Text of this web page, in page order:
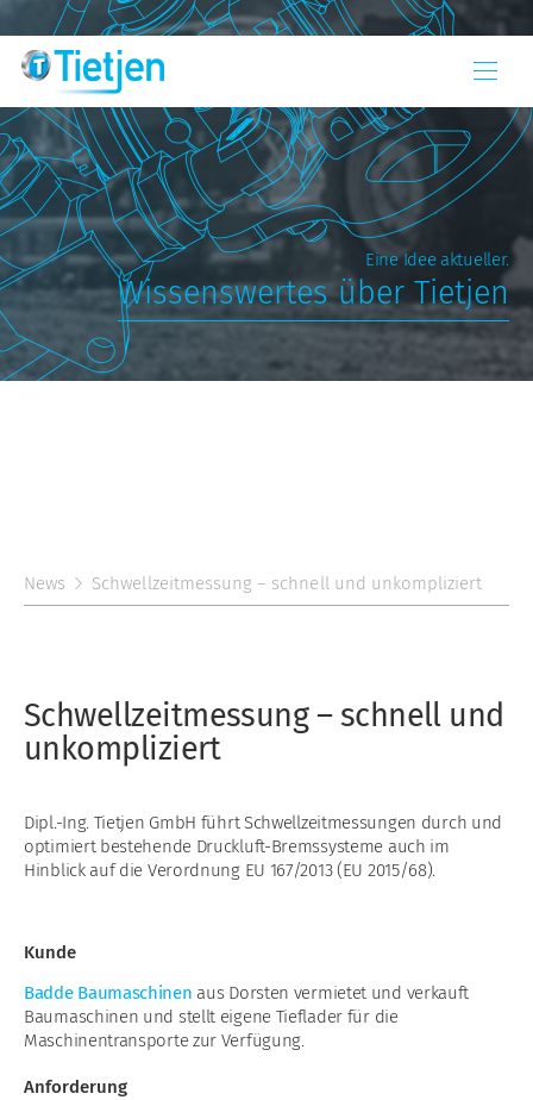
Eine Idee aktueller.
Wissenswertes über Tietjen
News Schwellzeitmessung – schnell und unkompliziert
Schwellzeitmessung – schnell und
unkompliziert
Dipl.-Ing. Tietjen GmbH führt Schwellzeitmessungen durch und
optimiert bestehende Druckluft-Bremssysteme auch im
Hinblick auf die Verordnung EU 167/2013 (EU 2015/68).
Kunde
Badde Baumaschinen aus Dorsten vermietet und verkauft
Baumaschinen und stellt eigene Tieflader für die
Maschinentransporte zur Verfügung.
Anforderung